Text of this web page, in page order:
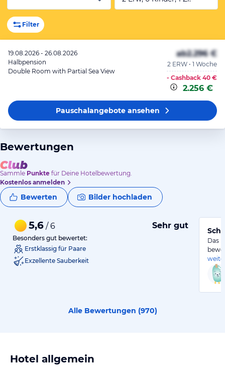
Filter
19.08.2026 - 26.08.2026
Halbpension
Double Room with Partial Sea View
ab2.296 €
2 ERW • 1 Woche
- Cashback 40 €
2.256 €
Pauschalangeboteansehen
Bewertungen
Sammle Punkte für Deine Hotelbewertung.
Kostenlos anmelden
Bewerten Bilder hochladen
5,6 / 6 Sehr gut
Besonders gut bewertet:
Erstklassig für Paare
Exzellente Sauberkeit
Das
Alle Bewertungen (970)
Hotel allgemein